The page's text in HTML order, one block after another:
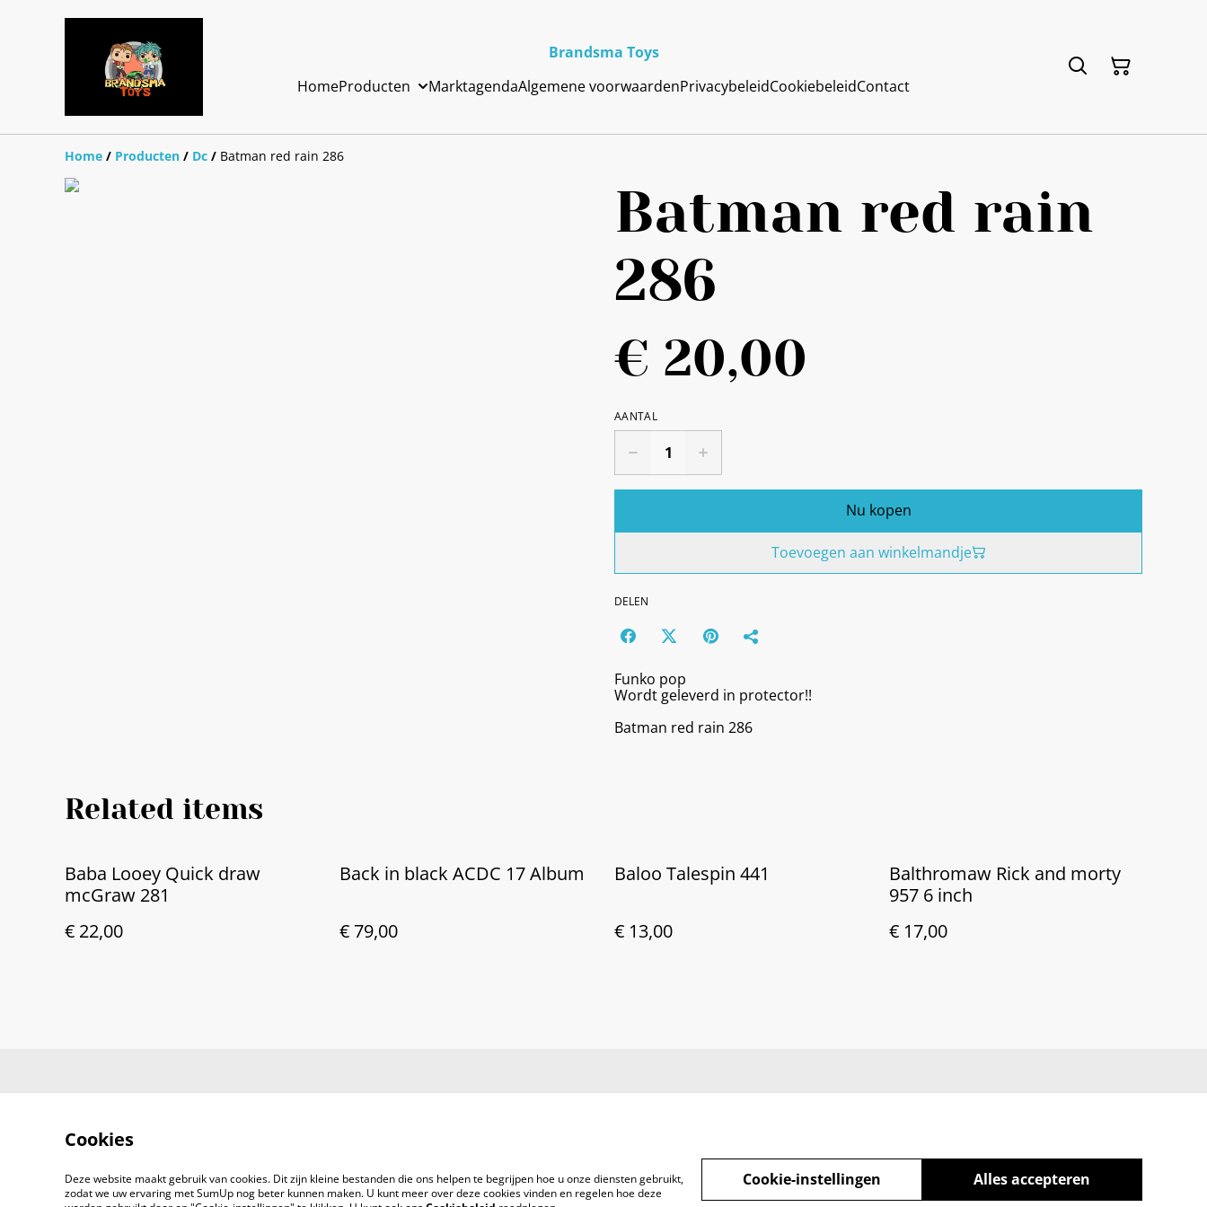
Brandsma Toys
HomeProducten MarktagendaAlgemene voorwaardenPrivacybeleidCookiebeleidContact
Home / Producten / Dc / Batman red rain 286
Batman red rain
286
€ 20,00
AANTAL
Nu kopen
Toevoegen aan winkelmandje
DELEN
Funko pop
Wordt geleverd in protector!!
Batman red rain 286
Related items
Baba Looey Quick draw
mcGraw 281
€ 22,00
Back in black ACDC 17 Album
€ 79,00
Baloo Talespin 441
€ 13,00
Balthromaw Rick and morty
957 6 inch
€ 17,00
Cookies
Deze website maakt gebruik van cookies. Dit zijn kleine bestanden die ons helpen te begrijpen hoe u onze diensten gebruikt,
zodat we uw ervaring met SumUp nog beter kunnen maken. U kunt meer over deze cookies vinden en regelen hoe deze
Alles accepteren
Cookie-instellingen